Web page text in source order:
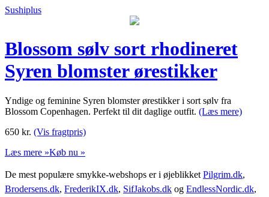
Sushiplus
Blossom sølv sort rhodineret
Syren blomster ørestikker
Yndige og feminine Syren blomster ørestikker i sort sølv fra
Blossom Copenhagen. Perfekt til dit daglige outfit. (Læs mere)
650 kr. (Vis fragtpris)
Læs mere »Køb nu »
De mest populære smykke-webshops er i øjeblikket Pilgrim.dk,
Brodersens.dk, FrederikIX.dk, SifJakobs.dk og EndlessNordic.dk,